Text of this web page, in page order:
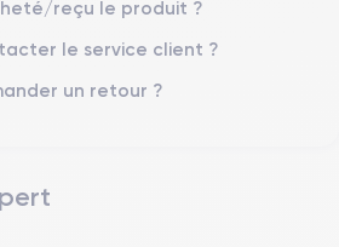
Oui, tous opérateurs
plus, consulter la
reçu le produit ?
le service client ?
un retour ?